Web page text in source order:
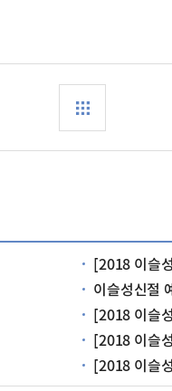
[2018 이슬
이슬성신절
[2018 이슬
[2018 이슬
[2018 이슬